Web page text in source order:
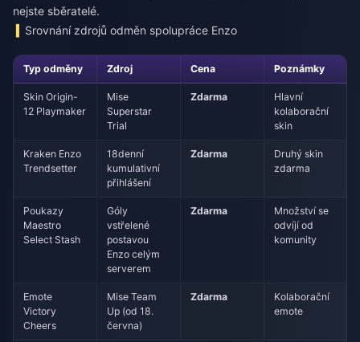
nejste sběratelé.
Srovnání zdrojů odměn spolupráce Enzo
Typ odměny Zdroj Cena Poznámky
Skin Origin-
12 Playmaker
Mise
Superstar
Trial
Zdarma
Hlavní
kolaborační
skin
Kraken Enzo
Trendsetter
18denní
kumulativní
přihlášení
Zdarma
Druhý skin
zdarma
Poukazy
Maestro
Select Stash
Góly
vstřelené
postavou
Enzo celým
serverem
Zdarma
Množství se
odvíjí od
komunity
Emote
Victory
Cheers
Mise Team
Up (od 18.
června)
Zdarma
Kolaborační
emote